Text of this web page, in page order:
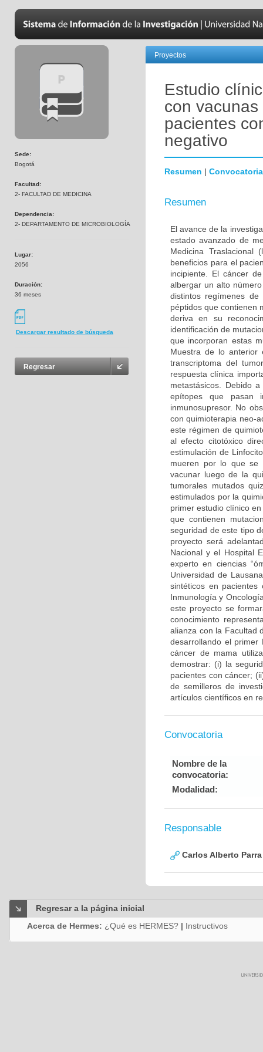
Sede:
Bogotá
Facultad:
2- FACULTAD DE MEDICINA
Dependencia:
2- DEPARTAMENTO DE MICROBIOLOGÍA
Lugar:
2056
Duración:
36 meses
Descargar resultado de búsqueda
Regresar
Proyectos
Estudio
con
pacientes
negativo
Resumen | Convocatoria
Resumen
El avance de la
estado avanzado de
Medicina
beneficios para el
incipiente. El cáncer
albergar un alto
distintos regímenes
péptidos que contienen
deriva en su
identificación de
que incorporan estas
Muestra de lo
transcriptoma del
respuesta clínica
metastásicos. Debido
epítopes que pasan
inmunosupresor. No
con quimioterapia neo-
este régimen de
al efecto citotóxico
estimulación de
mueren por lo que se
vacunar luego de la
tumorales mutados
estimulados por la
primer estudio clínico
que contienen
seguridad de este tipo
proyecto será
Nacional y el Hospital
experto en ciencias
Universidad de
sintéticos en pacientes
Inmunología y
este proyecto se
conocimiento
alianza con la Facultad
desarrollando el primer
cáncer de mama
demostrar: (i) la
pacientes con cáncer;
de semilleros de
artículos científicos en
Convocatoria
Nombre de la
convocatoria:
Modalidad:
Responsable
Carlos Alberto
Regresar a la página inicial
Acerca de Hermes: ¿Qué es HERMES? | Instructivos